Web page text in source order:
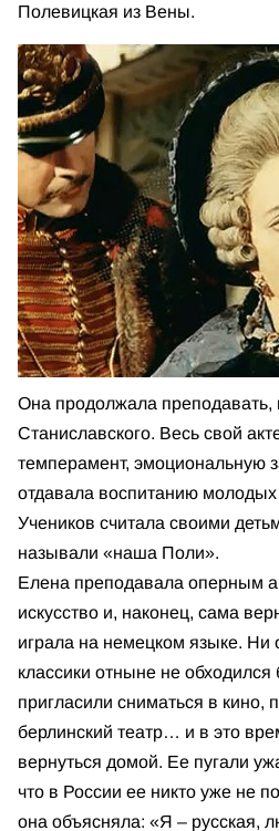
Полевицкая из Вены.
Она продолжала преподавать,
Станиславского. Весь свой
темперамент, эмоциональную
отдавала воспитанию молодых
Учеников считала своими
называли «наша Поли».
Елена преподавала оперным
искусство и, наконец, сама
играла на немецком языке. Ни
классики отныне не
пригласили сниматься в кино,
берлинский театр… и в это
вернуться домой. Ее пугали
что в России ее никто уже не
она объясняла: «Я – русская,